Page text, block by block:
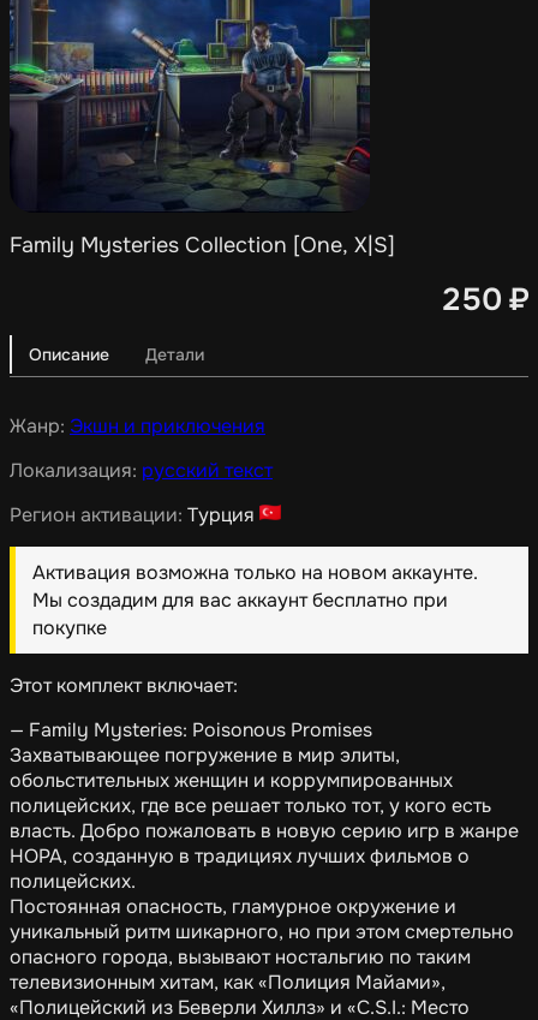
Family Mysteries Collection [One, X|S]
250 ₽
Описание Детали
Жанр: Экшн и приключения
Локализация: русский текст
Регион активации: Турция
Активация возможна только на новом аккаунте.
Мы создадим для вас аккаунт бесплатно при
покупке
Этот комплект включает:
— Family Mysteries: Poisonous Promises
Захватывающее погружение в мир элиты,
обольстительных женщин и коррумпированных
полицейских, где все решает только тот, у кого есть
власть. Добро пожаловать в новую серию игр в жанре
HOPA, созданную в традициях лучших фильмов о
полицейских.
Постоянная опасность, гламурное окружение и
уникальный ритм шикарного, но при этом смертельно
опасного города, вызывают ностальгию по таким
телевизионным хитам, как «Полиция Майами»,
«Полицейский из Беверли Хиллз» и «C.S.I.: Место